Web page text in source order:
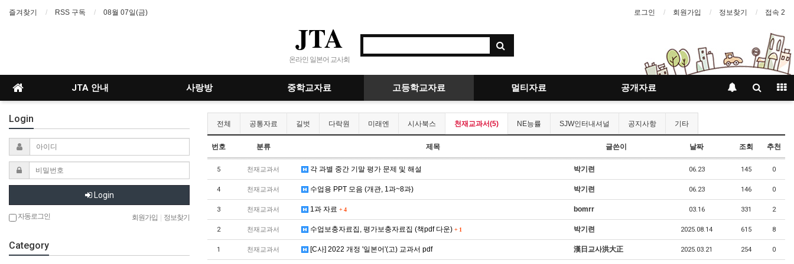
즐겨찾기 RSS 구독 08월 07일(금) 로그인 회원가입 정보찾기 접속 2
JTA
온라인 일본어 교사회
JTA 안내 사랑방 중학교자료 고등학교자료 멀티자료 공개자료
전체 공통자료 길벗 다락원 미래엔 시사북스 천재교과서(5) NE능률 SJW인터내셔널 공지사항 기타
번호 분류 제목 글쓴이 날짜 조회 추천
5 천재교과서 각 과별 중간 기말 평가 문제 및 해설 박기련 06.23 145 0
4 천재교과서 수업용 PPT 모음 (개관, 1과~8과) 박기련 06.23 146 0
3 천재교과서 1과 자료 + 4 bomrr 03.16 331 2
2 천재교과서 수업보충자료집, 평가보충자료집 (책pdf 다운) + 1 박기련 2025.08.14 615 8
1 천재교과서 [C사] 2022 개정 '일본어'(고) 교과서 pdf 漢日교사洪大正 2025.03.21 254 0
Login
Login
자동로그인 회원가입 정보찾기
Category